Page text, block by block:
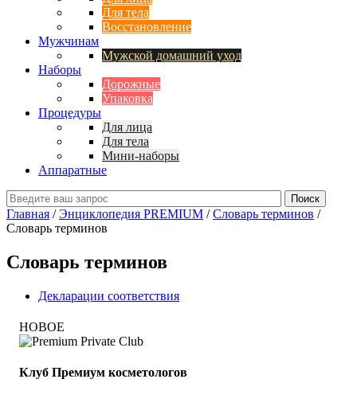
Для тела
Восстановление
Мужчинам
Мужской домашний уход
Наборы
Дорожные
Упаковка
Процедуры
Для лица
Для тела
Мини-наборы
Аппаратные
Главная /Энциклопедия PREMIUM /Словарь терминов /
Словарь терминов
Cловарь терминов
Декларации соответствия
НОВОЕ
Клуб Премиум косметологов